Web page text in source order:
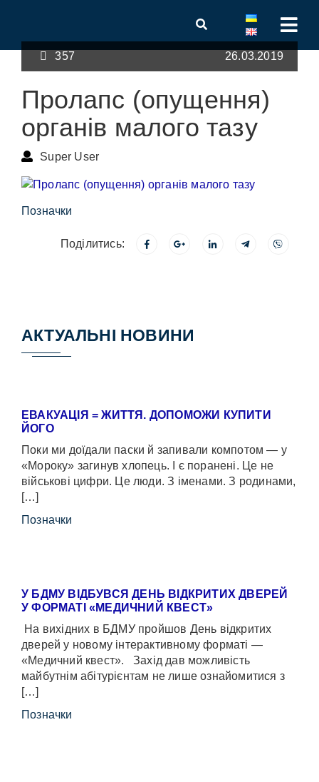
357 26.03.2019
Пролапс (опущення)
органів малого тазу
Super User
Позначки
Поділитись:
АКТУАЛЬНІ НОВИНИ
ЕВАКУАЦІЯ = ЖИТТЯ. ДОПОМОЖИ КУПИТИ
ЙОГО
Поки ми доїдали паски й запивали компотом — у
«Мороку» загинув хлопець. І є поранені. Це не
військові цифри. Це люди. З іменами. З родинами,
[…]
Позначки
У БДМУ ВІДБУВСЯ ДЕНЬ ВІДКРИТИХ ДВЕРЕЙ
У ФОРМАТІ «МЕДИЧНИЙ КВЕСТ»
На вихідних в БДМУ пройшов День відкритих
дверей у новому інтерактивному форматі —
«Медичний квест». Захід дав можливість
майбутнім абітурієнтам не лише ознайомитися з
[…]
Позначки